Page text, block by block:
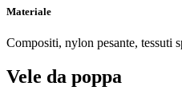
Materiale
Compositi, nylon pesante, tessuti
Vele da poppa